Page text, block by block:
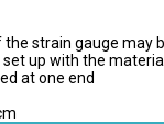
strain gauge may
up with the
at one end